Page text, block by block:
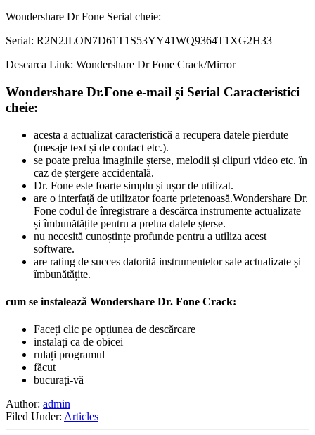
Wondershare Dr Fone Serial cheie:
Serial: R2N2JLON7D61T1S53YY41WQ9364T1XG2H33
Descarca Link: Wondershare Dr Fone Crack/Mirror
Wondershare Dr.Fone e-mail și Serial Caracteristici
cheie:
acesta a actualizat caracteristică a recupera datele pierdute
(mesaje text și de contact etc.).
se poate prelua imaginile șterse, melodii și clipuri video etc. în
caz de ștergere accidentală.
Dr. Fone este foarte simplu și ușor de utilizat.
are o interfață de utilizator foarte prietenoasă.Wondershare Dr.
Fone codul de înregistrare a descărca instrumente actualizate
și îmbunătățite pentru a prelua datele șterse.
nu necesită cunoștințe profunde pentru a utiliza acest
software.
are rating de succes datorită instrumentelor sale actualizate și
îmbunătățite.
cum se instalează Wondershare Dr. Fone Crack:
Faceți clic pe opțiunea de descărcare
instalați ca de obicei
rulați programul
făcut
bucurați-vă
Author: admin
Filed Under: Articles